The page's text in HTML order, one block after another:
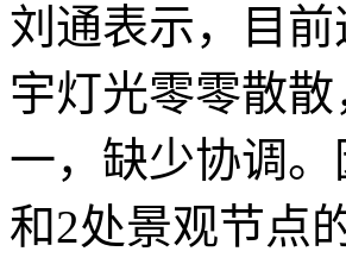
刘通表示，目
宇灯光零零散
一，缺少协调
和2处景观节点